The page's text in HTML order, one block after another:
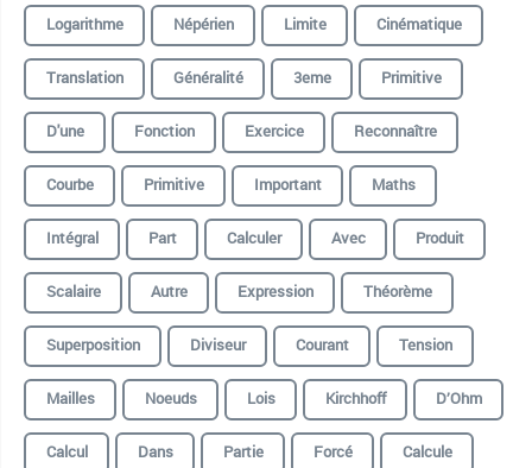
Logarithme
Népérien Limite
Cinématique
Translation
Généralité 3eme
Primitive
D'une
Fonction Exercice
Reconnaître
Courbe
Primitive Important
Maths
Intégral
Part Calculer Avec
Produit
Scalaire
Autre Expression
Théorème
Superposition
Diviseur Courant
Tension
Mailles
Noeuds Lois Kirchhoff
D’Ohm
Calcul
Dans Partie Forcé
Calcule